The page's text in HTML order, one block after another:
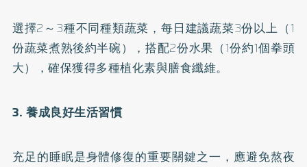
選擇2～3種不同種類蔬菜，每日建議蔬菜3份以上（1
份蔬菜煮熟後約半碗），搭配2份水果（1份約1個拳頭
大），確保獲得多種植化素與膳食纖維。
3. 養成良好生活習慣
充足的睡眠是身體修復的重要關鍵之一，應避免熬夜